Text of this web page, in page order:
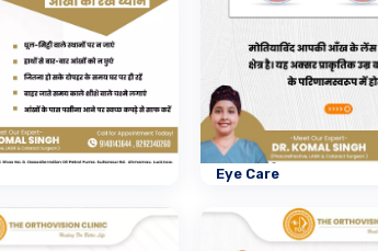
Eye Care